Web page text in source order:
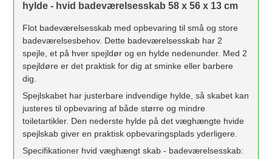
hylde - hvid badeværelsesskab 58 x 56 x 13 cm
Flot badeværelsesskab med opbevaring til små og store
badeværelsesbehov. Dette badeværelsesskab har 2
spejle, et på hver spejldør og en hylde nedenunder. Med 2
spejldøre er det praktisk for dig at sminke eller barbere
dig.
Spejlskabet har justerbare indvendige hylde, så skabet kan
justeres til opbevaring af både større og mindre
toiletartikler. Den nederste hylde på det væghængte hvide
spejlskab giver en praktisk opbevaringsplads yderligere.
Specifikationer hvid væghængt skab - badeværelsesskab: